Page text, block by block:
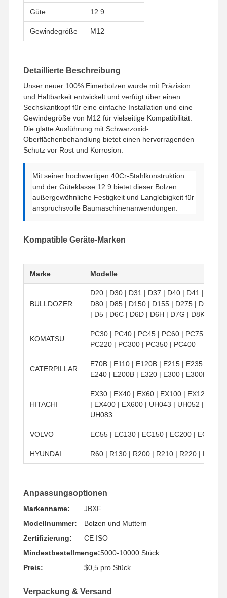
Über Uns
Werksbesicht
Nachrichten Fälle Blog
Bitte Um Ein
Angebot
Pflügelschrauber
Segment Bolt
Schraubenschraubschraubschraubschraub
Schraubzahn-Schraubschrauber
Schraube für Lastwagenräder
Bolzen und Nüsse
Bodenplatte-Bolzen
Güte 12.9
Gewindegröße M12
Detaillierte Beschreibung
Unser neuer 100% Eimerbolzen wurde mit Präzision
und Haltbarkeit entwickelt und verfügt über einen
Sechskantkopf für eine einfache Installation und eine
Gewindegröße von M12 für vielseitige Kompatibilität.
Die glatte Ausführung mit Schwarzoxid-
Oberflächenbehandlung bietet einen hervorragenden
Schutz vor Rost und Korrosion.
Mit seiner hochwertigen 40Cr-Stahlkonstruktion
und der Güteklasse 12.9 bietet dieser Bolzen
außergewöhnliche Festigkeit und Langlebigkeit für
anspruchsvolle Baumaschinenanwendungen.
Kompatible Geräte-Marken
Marke Modelle
BULLDOZER
D20 | D30 | D31 | D37 | D40 | D41 | D45 |
D80 | D85 | D150 | D155 | D275 | D355 |
| D5 | D6C | D6D | D6H | D7G | D8K |
KOMATSU
PC30 | PC40 | PC45 | PC60 | PC75 |
PC220 | PC300 | PC350 | PC400
CATERPILLAR
E70B | E110 | E120B | E215 | E235 |
E240 | E200B | E320 | E300 | E300B |
HITACHI
EX30 | EX40 | EX60 | EX100 | EX120 |
| EX400 | EX600 | UH043 | UH052 |
UH083
VOLVO EC55 | EC130 | EC150 | EC200 | EC210 |
HYUNDAI R60 | R130 | R200 | R210 | R220 | R290 |
Anpassungsoptionen
Markenname:
JBXF
Modellnummer:
Bolzen und Muttern
Zertifizierung:
CE ISO
Mindestbestellmenge:5000-10000 Stück
Preis:
$0,5 pro Stück
Verpackung & Versand